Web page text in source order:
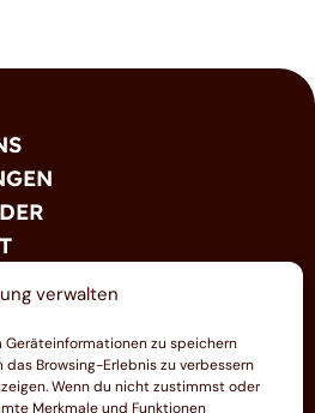
verwalten
Geräteinformationen zu speichern
Browsing-Erlebnis zu verbessern
Wenn du nicht zustimmst oder
Merkmale und Funktionen